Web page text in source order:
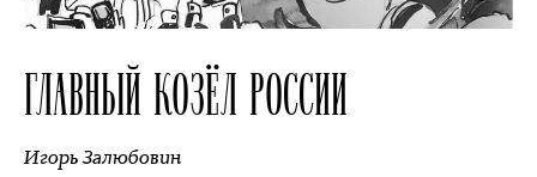
ГЛАВНЫЙ КОЗЁЛ РОССИИ
Игорь Залюбовин